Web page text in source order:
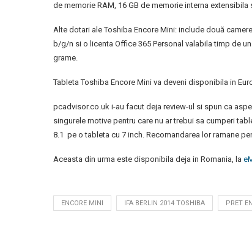
de memorie RAM, 16 GB de memorie interna
Alte dotari ale Toshiba Encore Mini: include două
b/g/n si o licenta Office 365 Personal valabila timp de
grame.
Tableta Toshiba Encore Mini va deveni disponibila in
pcadvisor.co.uk i-au facut deja review-ul si spun ca
singurele motive pentru care nu ar trebui sa cumperi
8.1 pe o tableta cu 7 inch. Recomandarea lor ramane
Aceasta din urma este disponibila deja in Romania, la
ENCORE MINI IFA BERLIN 2014 TOSHIBA PRET